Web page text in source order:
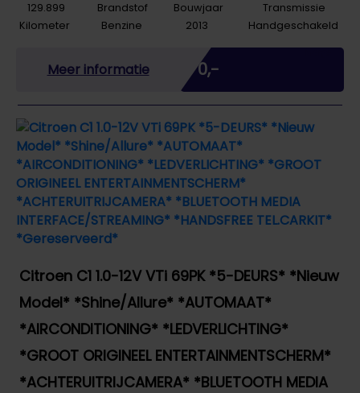
129.899
Kilometer
Brandstof
Benzine
Bouwjaar
2013
Transmissie
Handgeschakeld
Meer informatie € 0,-
Citroen C1 1.0-12V VTi 69PK *5-DEURS* *Nieuw
Model* *Shine/Allure* *AUTOMAAT*
*AIRCONDITIONING* *LEDVERLICHTING*
*GROOT ORIGINEEL ENTERTAINMENTSCHERM*
*ACHTERUITRIJCAMERA* *BLUETOOTH MEDIA